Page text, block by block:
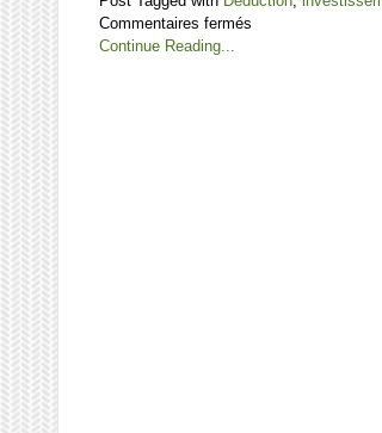
Commentaires fermés
Continue Reading...